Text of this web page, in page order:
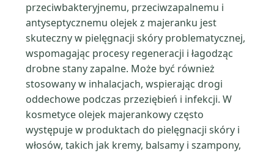
przeciwbakteryjnemu, przeciwzapalnemu i
antyseptycznemu olejek z majeranku jest
skuteczny w pielęgnacji skóry problematycznej,
wspomagając procesy regeneracji i łagodząc
drobne stany zapalne. Może być również
stosowany w inhalacjach, wspierając drogi
oddechowe podczas przeziębień i infekcji. W
kosmetyce olejek majerankowy często
występuje w produktach do pielęgnacji skóry i
włosów, takich jak kremy, balsamy i szampony,